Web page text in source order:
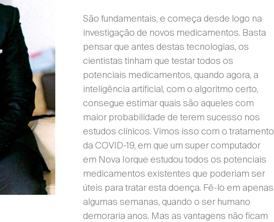
São fundamentais, e começa desde logo na
investigação de novos medicamentos. Basta
pensar que antes destas tecnologias, os
cientistas tinham que testar todos os
potenciais medicamentos, quando agora, a
inteligência artificial, com o algoritmo certo,
consegue estimar quais são aqueles com
maior probabilidade de terem sucesso nos
estudos clínicos. Vimos isso com o tratamento
da COVID-19, em que um super computador
em Nova Iorque estudou todos os potenciais
medicamentos existentes que poderiam ser
úteis para tratar esta doença. Fê-lo em apenas
algumas semanas, quando o ser humano
demoraria anos. Mas as vantagens não ficam